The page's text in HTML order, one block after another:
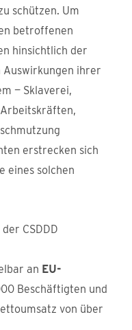
schützen. Um
betroffenen
hinsichtlich der
ihrer
— Sklaverei,
erstrecken sich
eines solchen
CSDDD
an EU-
Beschäftigten und
von über